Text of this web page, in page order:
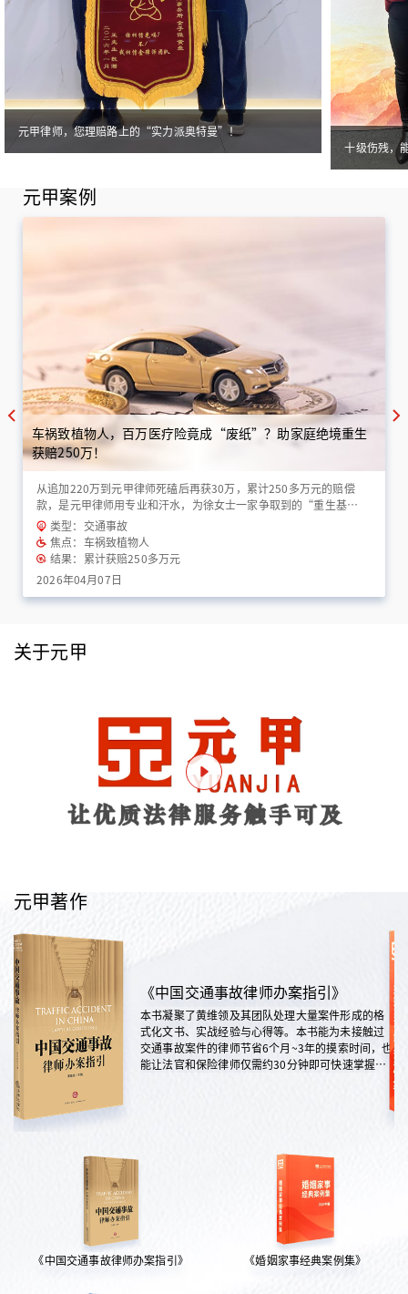
元甲律师，您理赔路上的“实力派奥特曼”！
十级伤残，
元甲案例
车祸致植物人，百万医疗险竟成“废纸”？助家庭绝境重生
获赔250万！
从追加220万到元甲律师死磕后再获30万，累计250多万元的赔偿
款，是元甲律师用专业和汗水，为徐女士一家争取到的“重生基
金”！
类型：交通事故
焦点：车祸致植物人
结果：累计获赔250多万元
2026年04月07日
关于元甲
元甲著作
《中国交通事故律师办案指引》
本书凝聚了黄维领及其团队处理大量案件形成的格
式化文书、实战经验与心得等。本书能为未接触过
交通事故案件的律师节省6个月~3年的摸索时间，也
能让法官和保险律师仅需约30分钟即可快速掌握案
《中国交通事故律师办案指引》 《婚姻家事经典案例集》